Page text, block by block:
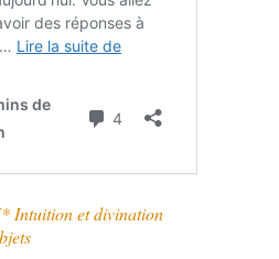
Intuition et divination